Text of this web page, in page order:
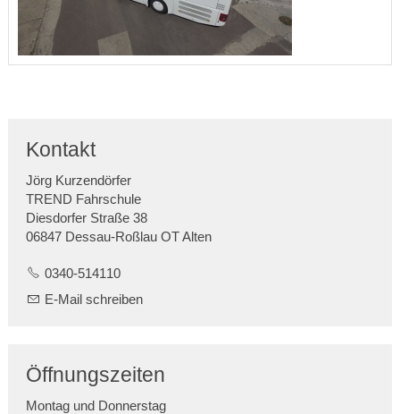
Kontakt
Jörg Kurzendörfer
TREND Fahrschule
Diesdorfer Straße 38
06847 Dessau-Roßlau OT Alten
0340-514110
E-Mail schreiben
Öffnungszeiten
Montag und Donnerstag